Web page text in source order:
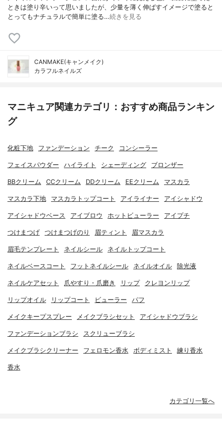
ときは塗り辛いって思いましたが、少量を薄く伸ばすイメージで塗ると
とってもナチュラルで簡単に塗る…続きを見る
CANMAKE(キャンメイク)
カラフルネイルズ
マニキュア関連カテゴリ：おすすめ商品ランキン
グ
化粧下地 ファンデーション チーク コンシーラー
フェイスパウダー ハイライト シェーディング ブロンザー
BBクリーム CCクリーム DDクリーム EEクリーム マスカラ
マスカラ下地 マスカラトップコート アイライナー アイシャドウ
アイシャドウベース アイブロウ ホットビューラー アイプチ
つけまつげ つけまつげのり 眉ティント 眉マスカラ
眉毛テンプレート ネイルシール ネイルトップコート
ネイルベースコート フットネイルシール ネイルオイル 除光液
ネイルケアセット 爪やすり・爪磨き リップ クレヨンリップ
リップオイル リップコート ビューラー パフ
メイクキープスプレー メイクブラシセット アイシャドウブラシ
ファンデーションブラシ スクリューブラシ
メイクブラシクリーナー フェロモン香水 ボディミスト 練り香水
香水
カテゴリ一覧へ